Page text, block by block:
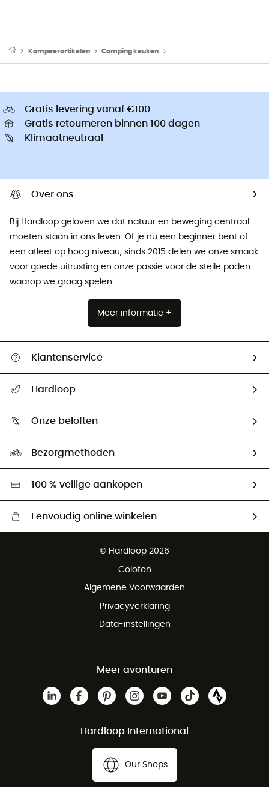
Kampeerartikelen Camping keuken
Gratis levering vanaf €100
Gratis retourneren binnen 100 dagen
Klimaatneutraal
Over ons
Bij Hardloop geloven we dat natuur en beweging centraal
moeten staan ​​in ons leven. Of je nu een beginner bent of
een atleet op hoog niveau, sinds 2015 delen we onze smaak
voor goede uitrusting en onze passie voor de steile paden
waarop we graag spelen.
Meer informatie +
Klantenservice
Retourzendingen & Terugbetalingen
Hardloop
Ambassadeurs
Onze beloften
Hardgreen
Bezorgmethoden
100 % veilige aankopen
Eenvoudig online winkelen
Gratis retourneren binnen 100 dagen
© Hardloop 2026
Colofon
Algemene Voorwaarden
Privacyverklaring
Data-instellingen
Meer avonturen
Hardloop International
Our Shops